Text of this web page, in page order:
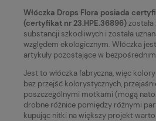
Włóczka Drops Flora posiada
(certyfikat nr 23.HPE.36896)
substancji szkodliwych i została
względem ekologicznym. Włóczka
artykuły pozostające w
Jest to włóczka fabryczna, więc
bez przejść kolorystycznych,
poszczególnymi motkami (mogą
drobne różnice pomiędzy różnymi
kupując nitki na większy projekt